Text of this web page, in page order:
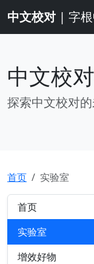
中文校对 | 字
中文校
探索中文校对
首页 实验室
首页
实验室
增效好物